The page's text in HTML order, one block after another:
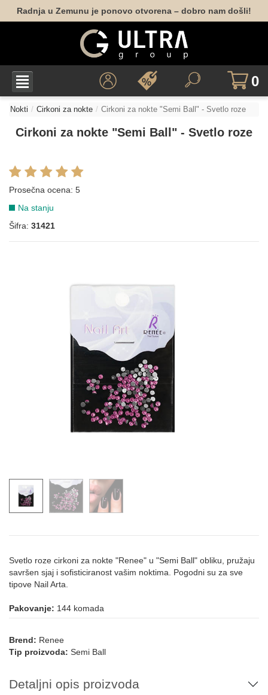
Radnja u Zemunu je ponovo otvorena – dobro nam došli!
0
Nokti Cirkoni za nokte Cirkoni za nokte "Semi Ball" - Svetlo roze
Cirkoni za nokte "Semi Ball" - Svetlo roze
Prosečna ocena: 5
Na stanju
Šifra: 31421
Svetlo roze cirkoni za nokte "Renee" u "Semi Ball" obliku, pružaju
savršen sjaj i sofisticiranost vašim noktima. Pogodni su za sve
tipove Nail Arta.
Pakovanje: 144 komada
Brend: Renee
Tip proizvoda: Semi Ball
Detaljni opis proizvoda